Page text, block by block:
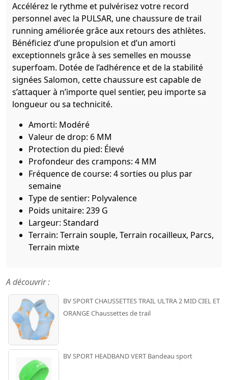
Accélérez le rythme et pulvérisez votre record
personnel avec la PULSAR, une chaussure de trail
running améliorée grâce aux retours des athlètes.
Bénéficiez d’une propulsion et d’un amorti
exceptionnels grâce à ses semelles en mousse
superfoam. Dotée de l’adhérence et de la stabilité
signées Salomon, cette chaussure est capable de
s’attaquer à n’importe quel sentier, peu importe sa
longueur ou sa technicité.
Amorti: Modéré
Valeur de drop: 6 MM
Protection du pied: Élevé
Profondeur des crampons: 4 MM
Fréquence de course: 4 sorties ou plus par
semaine
Type de sentier: Polyvalence
Poids unitaire: 239 G
Largeur: Standard
Terrain: Terrain souple, Terrain rocailleux, Parcs,
Terrain mixte
A découvrir :
BV SPORT CHAUSSETTES TRAIL ULTRA 2 MID CIEL ET
ORANGE Chaussettes de trail
BV SPORT HEADBAND VERT Bandeau sport